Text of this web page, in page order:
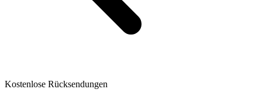
Kostenlose Rücksendungen